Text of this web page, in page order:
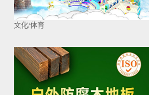
文化/体育